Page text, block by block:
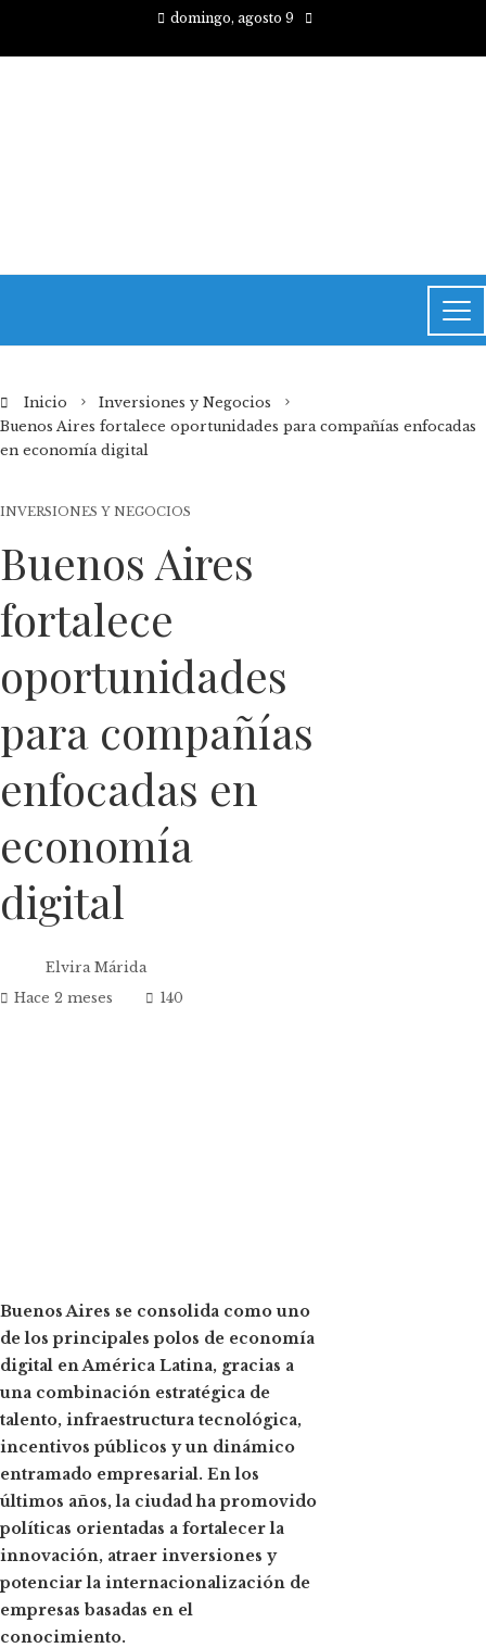
domingo, agosto 9
Inicio
Inversiones y Negocios
Buenos Aires fortalece oportunidades para compañías enfocadas
en economía digital
INVERSIONES Y NEGOCIOS
Buenos Aires
fortalece
oportunidades
para compañías
enfocadas en
economía
digital
Elvira Márida
Hace 2 meses
140
Buenos Aires se consolida como uno
de los principales polos de economía
digital en América Latina, gracias a
una combinación estratégica de
talento, infraestructura tecnológica,
incentivos públicos y un dinámico
entramado empresarial. En los
últimos años, la ciudad ha promovido
políticas orientadas a fortalecer la
innovación, atraer inversiones y
potenciar la internacionalización de
empresas basadas en el
conocimiento.